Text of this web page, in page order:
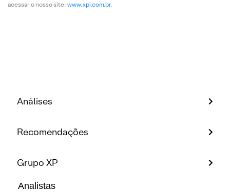
acessar o nosso site: www.xpi.com.br.
Análises
Recomendações
Grupo XP
Analistas